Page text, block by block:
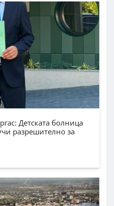
Детската болница
разрешително за